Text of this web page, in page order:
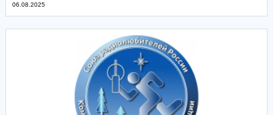
06.08.2025